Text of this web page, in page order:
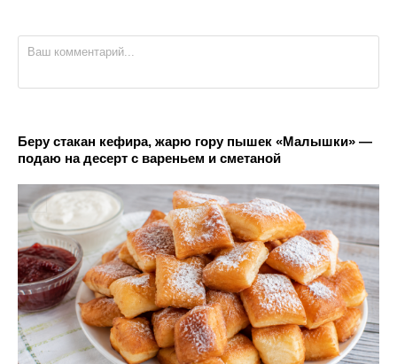
Беру стакан кефира, жарю гору пышек «Малышки» —
подаю на десерт с вареньем и сметаной